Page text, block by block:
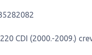
CDI (2000.-2009.)